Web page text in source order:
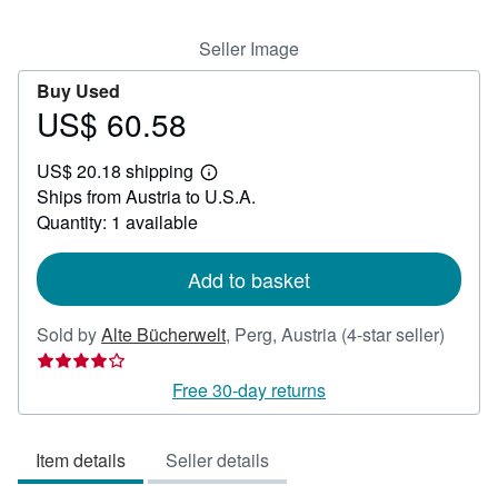
Seller Image
Buy Used
Price
60.58
US$ 60.58
US$ 20.18 shipping
Learn
more
Ships from Austria to U.S.A.
Quantity: 1 available
Add to basket
Sold byAlte Bücherwelt, Perg, Austria (4-star seller)
out
Free 30-day returns
Item details Seller details